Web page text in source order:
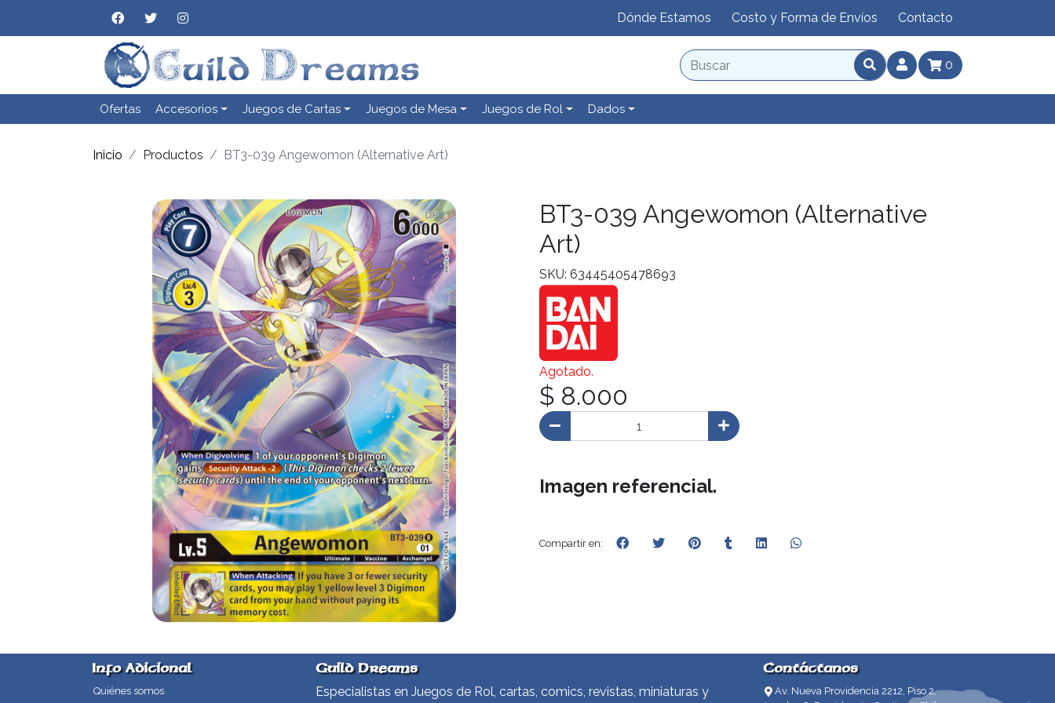
Dónde Estamos Costo y Forma de Envíos Contacto
0
Ofertas Accesorios Juegos de Cartas Juegos de Mesa Juegos de Rol Dados
Inicio Productos BT3-039 Angewomon (Alternative Art)
BT3-039 Angewomon (Alternative
Art)
SKU: 63445405478693
Agotado.
$ 8.000
Imagen referencial.
Compartir en:
Info Adicional
Quiénes somos
Guild Dreams
Especialistas en Juegos de Rol, cartas, comics, revistas, miniaturas y
Contáctanos
Av. Nueva Providencia 2212, Piso 2,